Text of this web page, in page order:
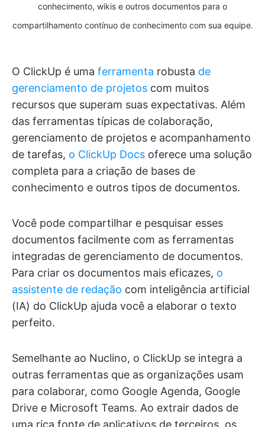
conhecimento, wikis e outros documentos para o
compartilhamento contínuo de conhecimento com sua equipe.
O ClickUp é uma ferramenta robusta de
gerenciamento de projetos com muitos
recursos que superam suas expectativas. Além
das ferramentas típicas de colaboração,
gerenciamento de projetos e acompanhamento
de tarefas, o ClickUp Docs oferece uma solução
completa para a criação de bases de
conhecimento e outros tipos de documentos.
Você pode compartilhar e pesquisar esses
documentos facilmente com as ferramentas
integradas de gerenciamento de documentos.
Para criar os documentos mais eficazes, o
assistente de redação com inteligência artificial
(IA) do ClickUp ajuda você a elaborar o texto
perfeito.
Semelhante ao Nuclino, o ClickUp se integra a
outras ferramentas que as organizações usam
para colaborar, como Google Agenda, Google
Drive e Microsoft Teams. Ao extrair dados de
uma rica fonte de aplicativos de terceiros, os